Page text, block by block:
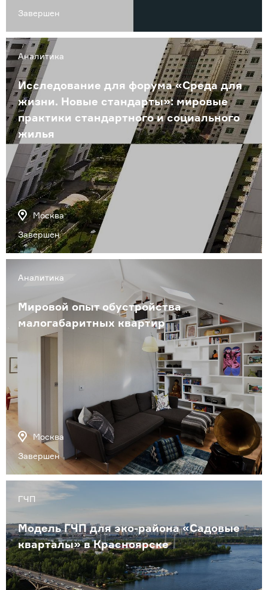
Завершен
Аналитика
Исследование для форума «Среда для
жизни. Новые стандарты»: мировые
практики стандартного и социального
жилья
Москва
Завершен
Аналитика
Мировой опыт обустройства
малогабаритных квартир
Москва
Завершен
ГЧП
Модель ГЧП для эко-района «Садовые
кварталы» в Красноярске